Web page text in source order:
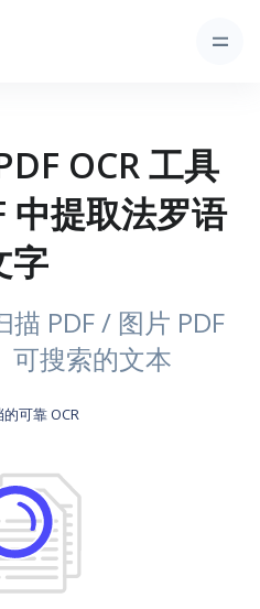
OCR 工具
中提取法罗语
字
PDF / 图片 PDF
可搜索的文本
可靠 OCR